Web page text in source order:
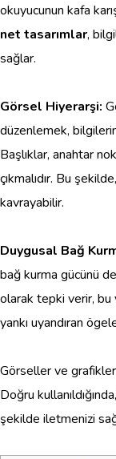
okuyucunun kafa
net tasarımlar,
sağlar.
Görsel Hiyerarşi:
düzenlemek,
Başlıklar, anahtar
çıkmalıdır. Bu
kavrayabilir.
Duygusal Bağ
bağ kurma gücünü
olarak tepki verir,
yankı uyandıran
Görseller ve
Doğru
şekilde iletmenizi